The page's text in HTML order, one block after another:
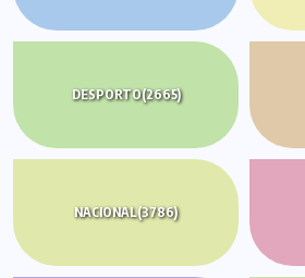
DESPORTO(2665)
NACIONAL(3786)